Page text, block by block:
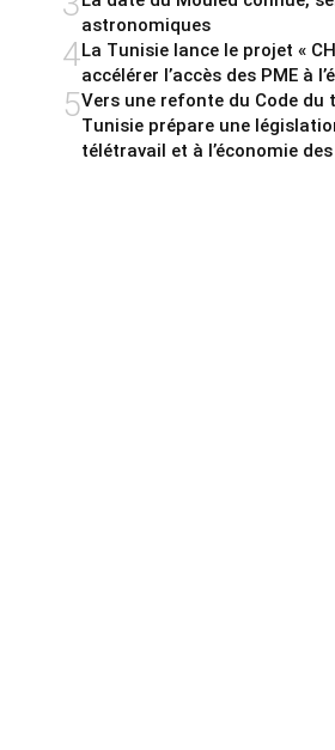
astronomiques
4La Tunisie lance le projet «
accélérer l’accès des PME à
5Vers une refonte du Code du
Tunisie prépare une
télétravail et à l’économie